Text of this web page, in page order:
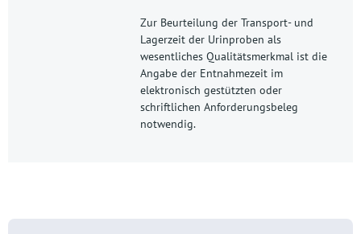
Zur Beurteilung der Transport- und
Lagerzeit der Urinproben als
wesentliches Qualitätsmerkmal ist die
Angabe der Entnahmezeit im
elektronisch gestützten oder
schriftlichen Anforderungsbeleg
notwendig.